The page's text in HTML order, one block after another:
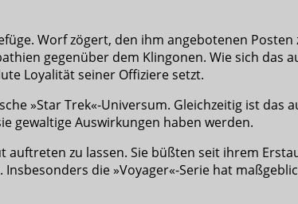
Worf zögert, den ihm angebotenen
gegenüber dem Klingonen. Wie sich das
Loyalität seiner Offiziere setzt.
»Star Trek«-Universum. Gleichzeitig ist das
gewaltige Auswirkungen haben werden.
auftreten zu lassen. Sie büßten seit ihrem
die »Voyager«-Serie hat